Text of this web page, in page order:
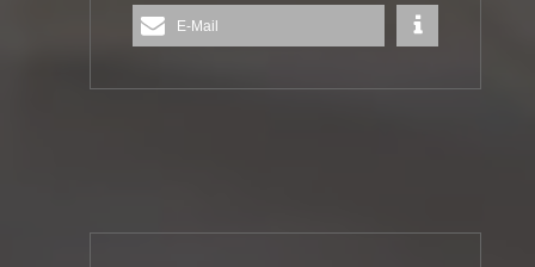
E-Mail